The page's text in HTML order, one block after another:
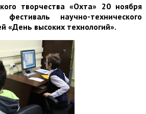
творчества «Охта» 20 ноября
научно-технического
«День высоких технологий».